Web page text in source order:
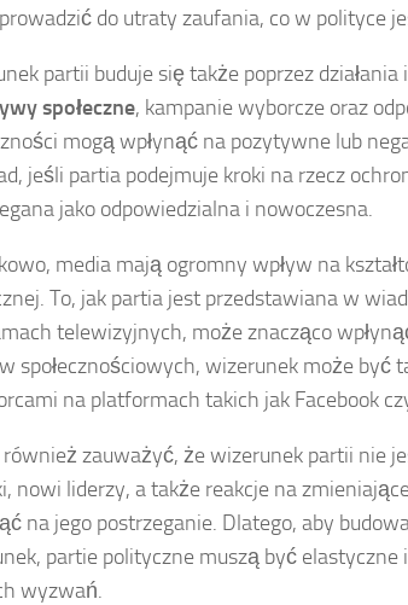
do utraty zaufania, co w polityce
partii buduje się także poprzez
społeczne, kampanie wyborcze oraz
mogą wpłynąć na pozytywne lub
jeśli partia podejmuje kroki na rzecz
jako odpowiedzialna i nowoczesna.
media mają ogromny wpływ na
To, jak partia jest przedstawiana w
telewizyjnych, może znacząco
społecznościowych, wizerunek może być
na platformach takich jak Facebook
zauważyć, że wizerunek partii nie
nowi liderzy, a także reakcje na
na jego postrzeganie. Dlatego, aby
partie polityczne muszą być elastyczne
wyzwań.